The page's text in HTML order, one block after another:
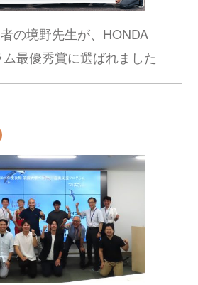
の境野先生が、HONDA
最優秀賞に選ばれました